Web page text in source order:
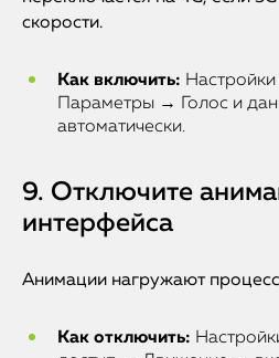
скорости.
Как включить:
Параметры → Голос и
автоматически.
9. Отключите
интерфейса
Анимации нагружают
Как отключить: